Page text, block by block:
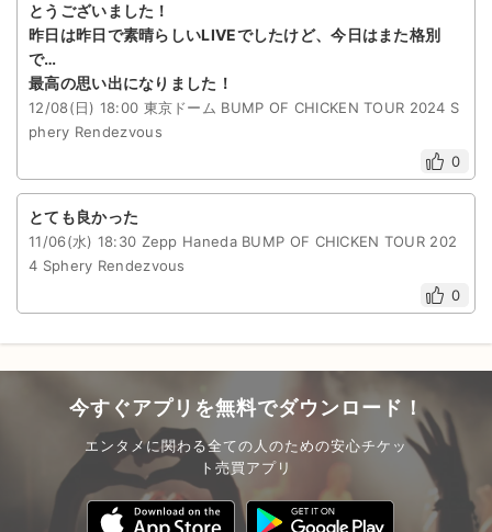
とうございました！
昨日は昨日で素晴らしいLIVEでしたけど、今日はまた格別
で…
最高の思い出になりました！
12/08(日) 18:00 東京ドーム BUMP OF CHICKEN TOUR 2024 S
phery Rendezvous
0
とても良かった
11/06(水) 18:30 Zepp Haneda BUMP OF CHICKEN TOUR 202
4 Sphery Rendezvous
0
今すぐアプリを無料でダウンロード！
エンタメに関わる全ての人のための安心チケッ
ト売買アプリ